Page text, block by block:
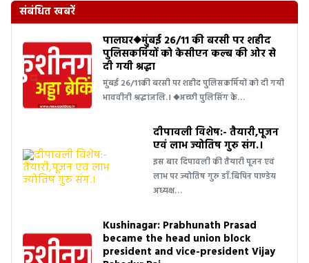
संबंधित खबरें
पालघर◆मुंबई 26/11 की बरसी पर शहीद
पुलिसकर्मियों को केसीएन कल्ब की ओर से
दी गयी श्रद्धा
मुंबई 26/11की बरसी पर शहीद पुलिसकर्मियों को दी गयी
भाववीनी श्रद्धांजलि.। ◆अच्छी पुलिसिंग के…
दीपावली विशेष:- तैयारी,पूजन
एवं लाभ ज्योतिष गुरु संग.।
इस बार दिपावली की तैयारी पूजन एवं
लाभ पर ज्योतिष गुरु डाँ.बिपिन पाण्डेय
अध्यक्ष…
Kushinagar: Prabhunath Prasad
became the head union block
president and vice-president Vijay